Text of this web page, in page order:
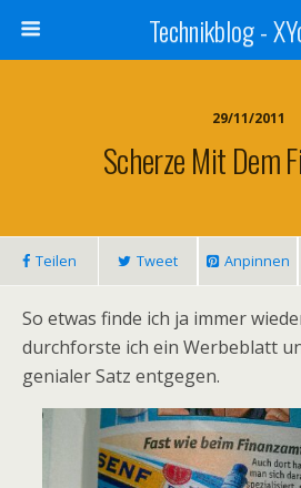
Technikblog -
29/11/2011
Scherze Mit Dem
Teilen Tweet Anpinnen
So etwas finde ich ja immer
durchforste ich ein Werbeblatt
genialer Satz entgegen.